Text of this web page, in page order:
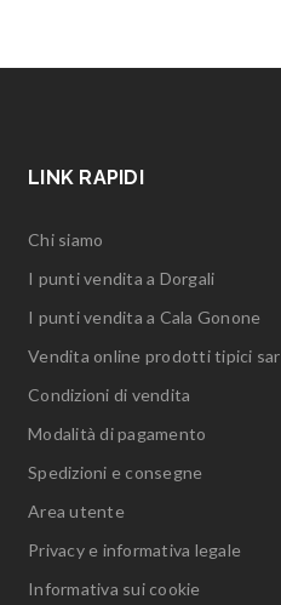
LINK RAPIDI
Chi siamo
I punti vendita a Dorgali
I punti vendita a Cala Gonone
Vendita online prodotti tipici
Condizioni di vendita
Modalità di pagamento
Spedizioni e consegne
Area utente
Privacy e informativa legale
Informativa sui cookie